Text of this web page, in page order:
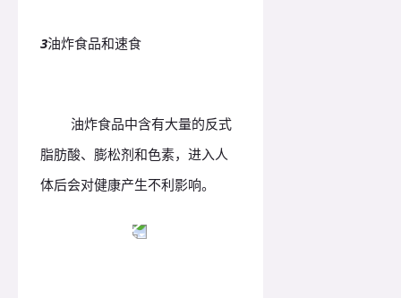
3油炸食品和速食
油炸食品中含有大量的反式
脂肪酸、膨松剂和色素，进入人
体后会对健康产生不利影响。